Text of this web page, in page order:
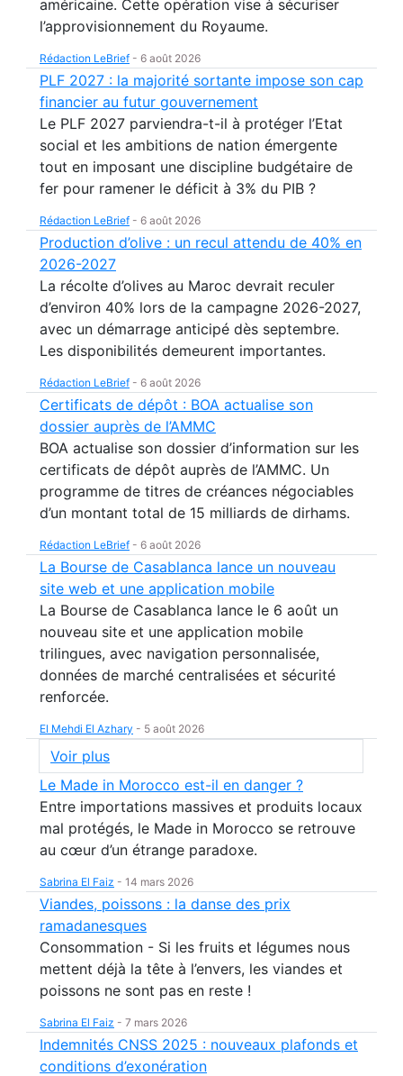
américaine. Cette opération vise à sécuriser
l’approvisionnement du Royaume.
Rédaction LeBrief - 6 août 2026
PLF 2027 : la majorité sortante impose son cap
financier au futur gouvernement
Le PLF 2027 parviendra-t-il à protéger l’Etat
social et les ambitions de nation émergente
tout en imposant une discipline budgétaire de
fer pour ramener le déficit à 3% du PIB ?
Rédaction LeBrief - 6 août 2026
Production d’olive : un recul attendu de 40% en
2026-2027
La récolte d’olives au Maroc devrait reculer
d’environ 40% lors de la campagne 2026-2027,
avec un démarrage anticipé dès septembre.
Les disponibilités demeurent importantes.
Rédaction LeBrief - 6 août 2026
Certificats de dépôt : BOA actualise son
dossier auprès de l’AMMC
BOA actualise son dossier d’information sur les
certificats de dépôt auprès de l’AMMC. Un
programme de titres de créances négociables
d’un montant total de 15 milliards de dirhams.
Rédaction LeBrief - 6 août 2026
La Bourse de Casablanca lance un nouveau
site web et une application mobile
La Bourse de Casablanca lance le 6 août un
nouveau site et une application mobile
trilingues, avec navigation personnalisée,
données de marché centralisées et sécurité
renforcée.
El Mehdi El Azhary - 5 août 2026
Voir plus
Le Made in Morocco est-il en danger ?
Entre importations massives et produits locaux
mal protégés, le Made in Morocco se retrouve
au cœur d’un étrange paradoxe.
Sabrina El Faiz - 14 mars 2026
Viandes, poissons : la danse des prix
ramadanesques
Consommation - Si les fruits et légumes nous
mettent déjà la tête à l’envers, les viandes et
poissons ne sont pas en reste !
Sabrina El Faiz - 7 mars 2026
Indemnités CNSS 2025 : nouveaux plafonds et
conditions d’exonération